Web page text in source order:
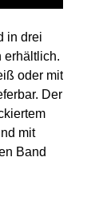
in drei
erhältlich.
oder mit
Der
mit
Band